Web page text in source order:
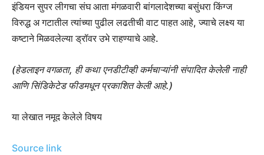
इंडियन सुपर लीगचा संघ आता मंगळवारी बांगलादेशच्या बसुंधरा किंग्ज
विरुद्ध अ गटातील त्यांच्या पुढील लढतीची वाट पाहत आहे, ज्याचे लक्ष्य या
कष्टाने मिळवलेल्या ड्रॉवर उभे राहण्याचे आहे.
(हेडलाइन वगळता, ही कथा एनडीटीव्ही कर्मचाऱ्यांनी संपादित केलेली नाही
आणि सिंडिकेटेड फीडमधून प्रकाशित केली आहे.)
या लेखात नमूद केलेले विषय
Source link